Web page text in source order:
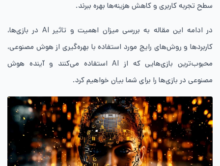
سطح تجربه کاربری و کاهش هزینه‌ها بهره ببرند.
در ادامه این مقاله به بررسی میزان اهمیت و تاثیر AI در بازی‌ها‌،
کاربردها و روش‌های رایج مورد استفاده با بهره‌گیری از هوش مصنوعی‌،
محبوب‌ترین بازی‌هایی که از AI استفاده می‌کنند‌ و آینده هوش
مصنوعی در بازی‌ها را برای شما بیان خواهیم کرد.